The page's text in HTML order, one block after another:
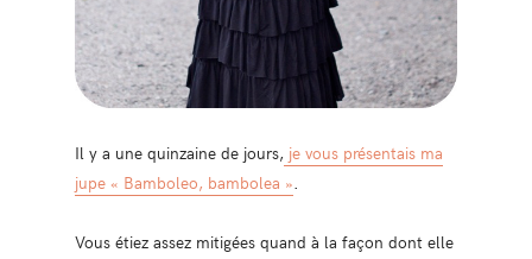
Il y a une quinzaine de jours, je vous présentais ma
jupe « Bamboleo, bambolea »
Vous étiez assez mitigées quand à la façon dont elle